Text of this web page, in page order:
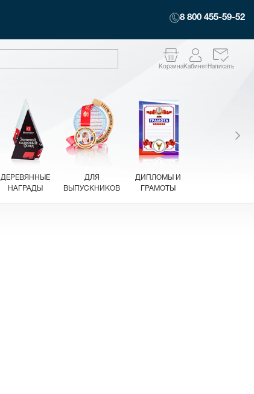
8 800 455-59-52
КорзинаКабинетНаписать
ДЕРЕВЯННЫЕ
НАГРАДЫ
ДЛЯ
ВЫПУСКНИКОВ
ДИПЛОМЫ И
ГРАМОТЫ